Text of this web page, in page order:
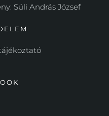
Süli András József